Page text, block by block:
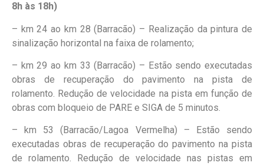
8h às 18h)
– km 24 ao km 28 (Barracão) – Realização da pintura de
sinalização horizontal na faixa de rolamento;
– km 29 ao km 33 (Barracão) – Estão sendo executadas
obras de recuperação do pavimento na pista de
rolamento. Redução de velocidade na pista em função de
obras com bloqueio de PARE e SIGA de 5 minutos.
– km 53 (Barracão/Lagoa Vermelha) – Estão sendo
executadas obras de recuperação do pavimento na pista
de rolamento. Redução de velocidade nas pistas em